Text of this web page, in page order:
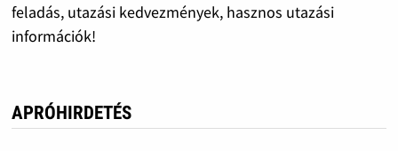
feladás, utazási kedvezmények, hasznos utazási
információk!
APRÓHIRDETÉS